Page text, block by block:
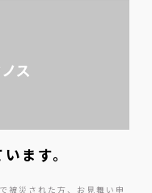
ます。
被災された方、お見舞い申